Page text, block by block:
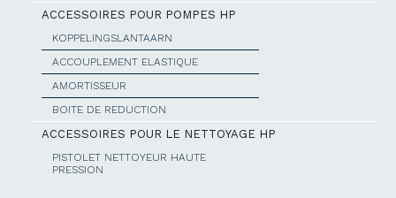
ACCESSOIRES POUR POMPES HP
KOPPELINGSLANTAARN
ACCOUPLEMENT ELASTIQUE
AMORTISSEUR
BOITE DE REDUCTION
ACCESSOIRES POUR LE NETTOYAGE HP
PISTOLET NETTOYEUR HAUTE
PRESSION